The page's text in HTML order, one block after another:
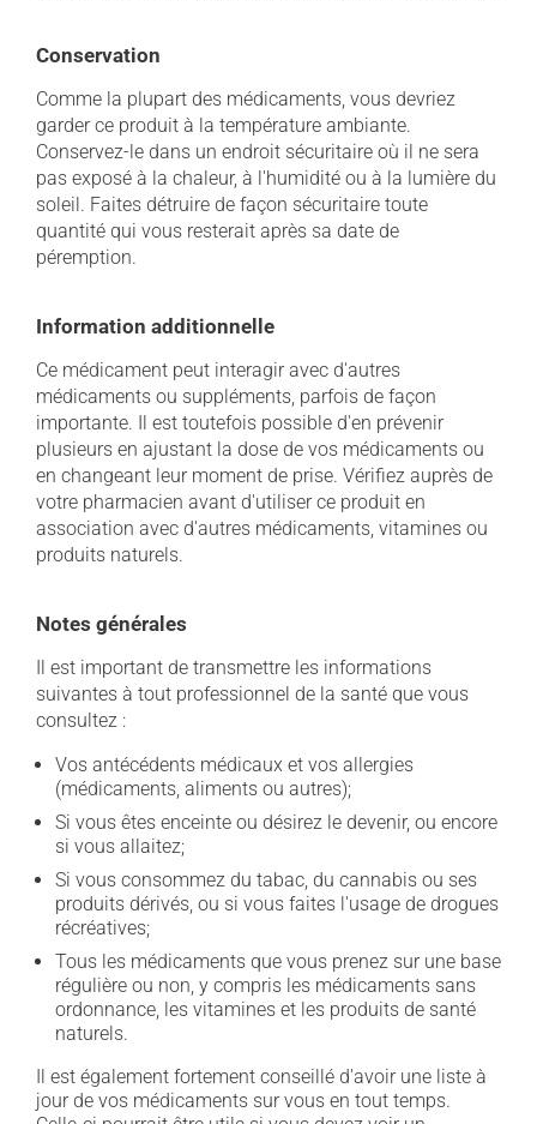
Conservation
Comme la plupart des médicaments, vous devriez
garder ce produit à la température ambiante.
Conservez-le dans un endroit sécuritaire où il ne sera
pas exposé à la chaleur, à l'humidité ou à la lumière du
soleil. Faites détruire de façon sécuritaire toute
quantité qui vous resterait après sa date de
péremption.
Information additionnelle
Ce médicament peut interagir avec d'autres
médicaments ou suppléments, parfois de façon
importante. Il est toutefois possible d'en prévenir
plusieurs en ajustant la dose de vos médicaments ou
en changeant leur moment de prise. Vérifiez auprès de
votre pharmacien avant d'utiliser ce produit en
association avec d'autres médicaments, vitamines ou
produits naturels.
Notes générales
Il est important de transmettre les informations
suivantes à tout professionnel de la santé que vous
consultez :
Vos antécédents médicaux et vos allergies
(médicaments, aliments ou autres);
Si vous êtes enceinte ou désirez le devenir, ou encore
si vous allaitez;
Si vous consommez du tabac, du cannabis ou ses
produits dérivés, ou si vous faites l'usage de drogues
récréatives;
Tous les médicaments que vous prenez sur une base
régulière ou non, y compris les médicaments sans
ordonnance, les vitamines et les produits de santé
naturels.
Il est également fortement conseillé d'avoir une liste à
jour de vos médicaments sur vous en tout temps.